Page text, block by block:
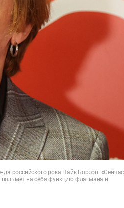
российского рока Найк Борзов: «Сейчас
на себя функцию флагмана и